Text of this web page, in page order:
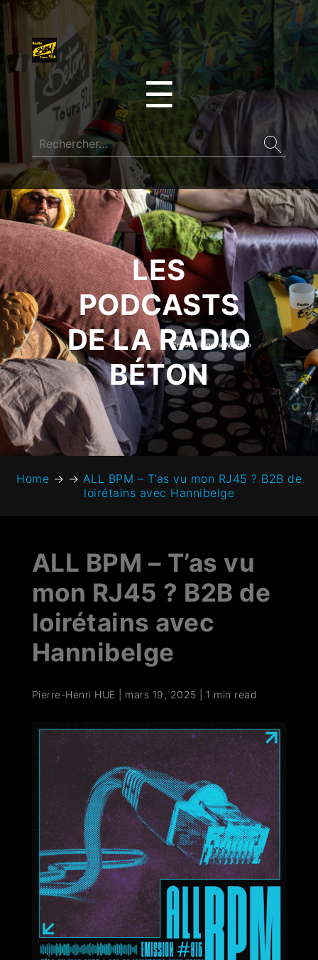
☰
LES
PODCASTS
DE LA RADIO
BÉTON
Home → → ALL BPM – T’as vu mon RJ45 ? B2B de
loirétains avec Hannibelge
ALL BPM – T’as vu
mon RJ45 ? B2B de
loirétains avec
Hannibelge
Pierre-Henri HUE mars 19, 2025 1 min read